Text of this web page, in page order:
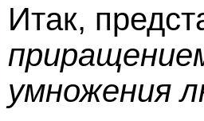
Итак,
умножения